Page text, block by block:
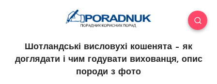
Шотландські висловухі кошенята – як
доглядати і чим годувати вихованця, опис
породи з фото